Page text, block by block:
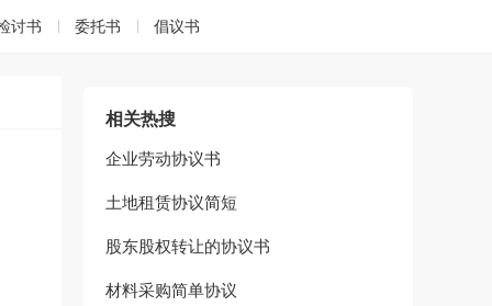
讨书 委托书 倡议书
相关热搜
企业劳动协议书
土地租赁协议简短
股东股权转让的协议书
材料采购简单协议